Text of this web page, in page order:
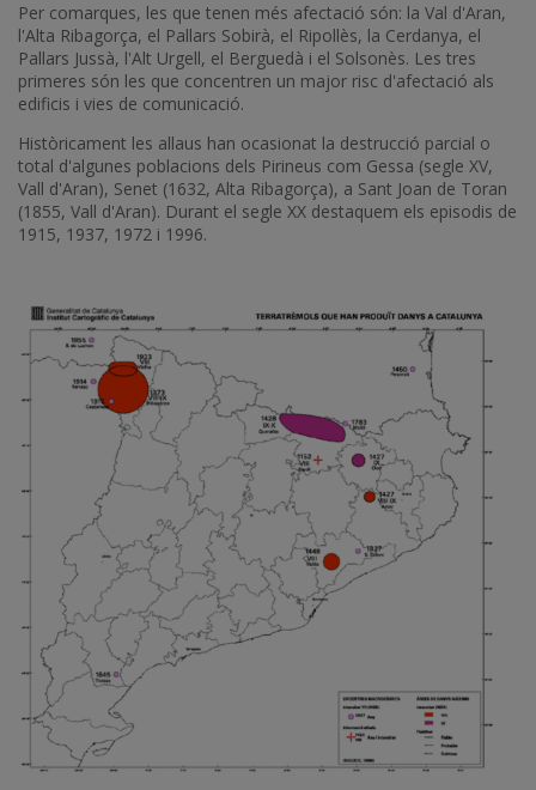
Per comarques, les que tenen més afectació són: la Val d'Aran,
l'Alta Ribagorça, el Pallars Sobirà, el Ripollès, la Cerdanya, el
Pallars Jussà, l'Alt Urgell, el Berguedà i el Solsonès. Les tres
primeres són les que concentren un major risc d'afectació als
edificis i vies de comunicació.
Històricament les allaus han ocasionat la destrucció parcial o
total d'algunes poblacions dels Pirineus com Gessa (segle XV,
Vall d'Aran), Senet (1632, Alta Ribagorça), a Sant Joan de Toran
(1855, Vall d'Aran). Durant el segle XX destaquem els episodis de
1915, 1937, 1972 i 1996.